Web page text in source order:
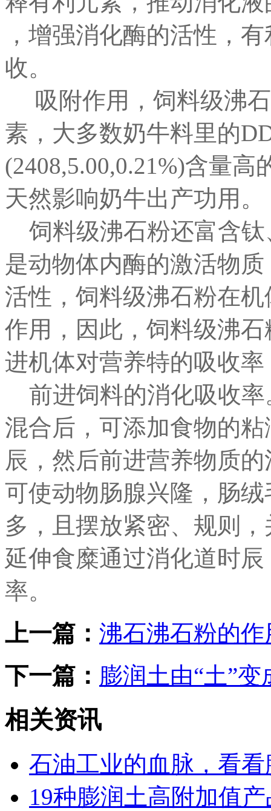
，增强消化酶的活性，
收。
吸附作用，饲料级沸
素，大多数奶牛料里的
(2408,5.00,0.21%)含量
天然影响奶牛出产功用。
饲料级沸石粉还富含钛
是动物体内酶的激活物
活性，饲料级沸石粉在
作用，因此，饲料级沸
进机体对营养特的吸收
前进饲料的消化吸收率
混合后，可添加食物的
辰，然后前进营养物质
可使动物肠腺兴隆，肠
多，且摆放紧密、规则
延伸食糜通过消化道时
率。
上一篇： 沸石沸石粉的作
下一篇： 膨润土由“土”
相关资讯
石油工业的血脉，看
19种膨润土高附加值